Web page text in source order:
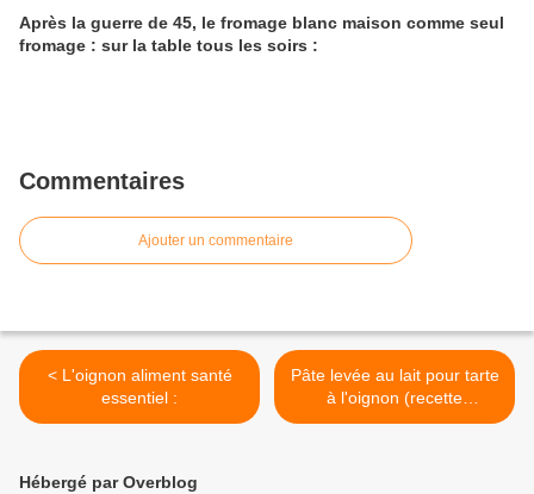
Après la guerre de 45, le fromage blanc maison comme seul
fromage : sur la table tous les soirs :
Commentaires
Ajouter un commentaire
< L'oignon aliment santé
essentiel :
Pâte levée au lait pour tarte
à l'oignon (recette
rapatriée) : >
Hébergé par Overblog